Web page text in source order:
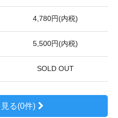
4,780円(内税)
5,500円(内税)
SOLD OUT
る(0件)